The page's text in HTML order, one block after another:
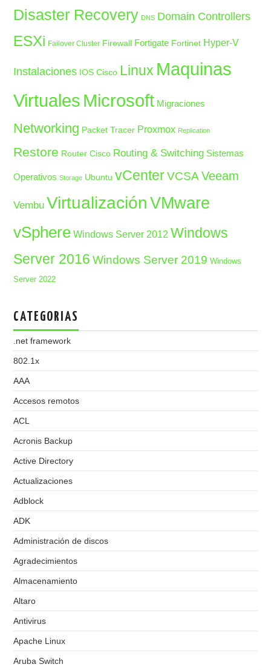
Disaster Recovery DNS Domain Controllers
ESXi Failover Cluster Firewall Fortigate Fortinet Hyper-V
Instalaciones IOS Cisco Linux Maquinas
Virtuales Microsoft Migraciones
Networking Packet Tracer Proxmox Replication
Restore Router Cisco Routing & Switching Sistemas
Operativos Storage Ubuntu vCenter VCSA Veeam
Vembu Virtualización VMware
vSphere Windows Server 2012 Windows
Server 2016 Windows Server 2019 Windows
Server 2022
CATEGORIAS
.net framework
802.1x
AAA
Accesos remotos
ACL
Acronis Backup
Active Directory
Actualizaciones
Adblock
ADK
Administración de discos
Agradecimientos
Almacenamiento
Altaro
Antivirus
Apache Linux
Aruba Switch